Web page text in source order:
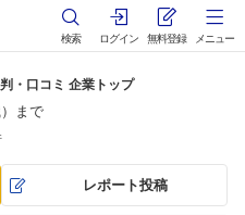
検索 ログイン 無料登録 メニュー
・口コミ 企業トップ
まで
レポート投稿